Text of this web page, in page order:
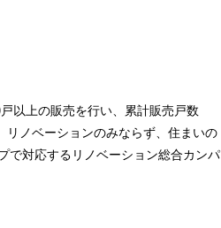
以上の販売を行い、累計販売戸数
リノベーションのみならず、住まいの
で対応するリノベーション総合カンパ